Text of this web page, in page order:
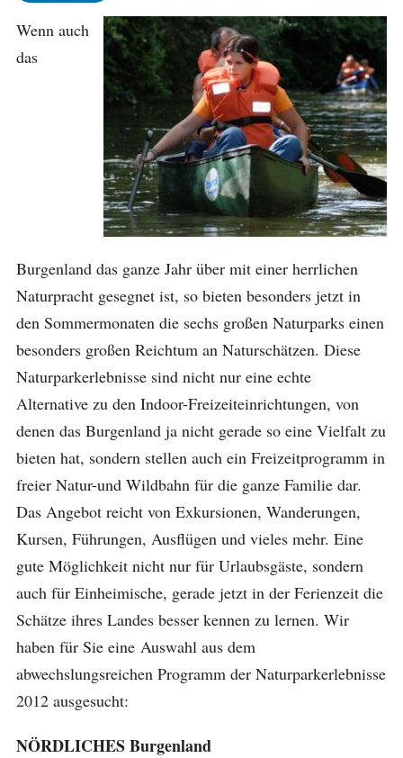
Wenn auch
das
Burgenland das ganze Jahr über mit einer herrlichen
Naturpracht gesegnet ist, so bieten besonders jetzt in
den Sommermonaten die sechs großen Naturparks einen
besonders großen Reichtum an Naturschätzen. Diese
Naturparkerlebnisse sind nicht nur eine echte
Alternative zu den Indoor-Freizeiteinrichtungen, von
denen das Burgenland ja nicht gerade so eine Vielfalt zu
bieten hat, sondern stellen auch ein Freizeitprogramm in
freier Natur-und Wildbahn für die ganze Familie dar.
Das Angebot reicht von Exkursionen, Wanderungen,
Kursen, Führungen, Ausflügen und vieles mehr. Eine
gute Möglichkeit nicht nur für Urlaubsgäste, sondern
auch für Einheimische, gerade jetzt in der Ferienzeit die
Schätze ihres Landes besser kennen zu lernen. Wir
haben für Sie eine Auswahl aus dem
abwechslungsreichen Programm der Naturparkerlebnisse
2012 ausgesucht:
NÖRDLICHES Burgenland